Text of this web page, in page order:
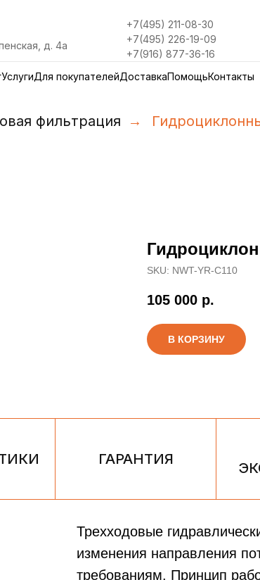
УслугиДля покупателейДоставкаПомощьКонтакты
+7(495) 211-08-30
+7(495) 226-19-09
+7(916) 877-36-16
д. 4а
фильтрация →
SKU: NWT-YR-C110
105 000 р.
В КОРЗИНУ
ГАРАНТИЯ
Трехходовые
изменения направления
требованиям. Принцип